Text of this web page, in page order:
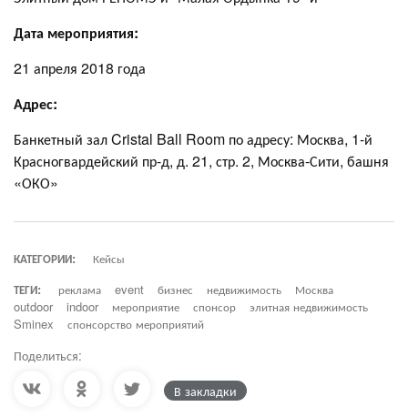
Дата мероприятия:
21 апреля 2018 года
Адрес:
Банкетный зал Cristal Ball Room по адресу: Москва, 1-й
Красногвардейский пр-д, д. 21, стр. 2, Москва-Сити, башня
«ОКО»
КАТЕГОРИИ:
Кейсы
ТЕГИ:
реклама event бизнес недвижимость
Москва
outdoor
indoor мероприятие спонсор
элитная недвижимость
Sminex
спонсорство мероприятий
Поделиться:
В закладки